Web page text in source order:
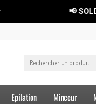
📢 SOLDES 2026-
Epilation Minceur